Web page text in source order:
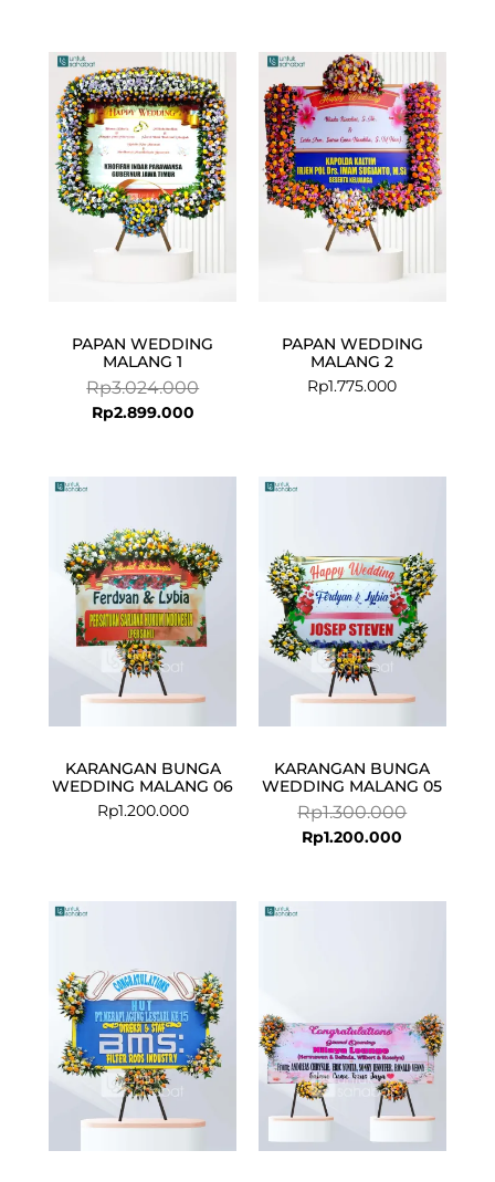
PAPAN WEDDING
MALANG 1
Rp3.024.000
price
was:
Rp3.024.000.
Rp2.899.000
price
is:
Rp2.899.000.
PAPAN WEDDING
MALANG 2
Rp1.775.000
KARANGAN BUNGA
WEDDING MALANG 06
Rp1.200.000
KARANGAN BUNGA
WEDDING MALANG 05
Rp1.300.000
Rp1.200.000
Rp1.150.000.
Rp1.050.000.